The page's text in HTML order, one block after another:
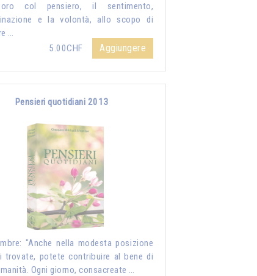
col pensiero, il sentimento,
e la volontà, allo scopo di
…
5.00CHF
Aggiungere
Pensieri quotidiani 2013
"Anche nella modesta posizione
trovate, potete contribuire al bene di
Ogni giorno, consacreate …